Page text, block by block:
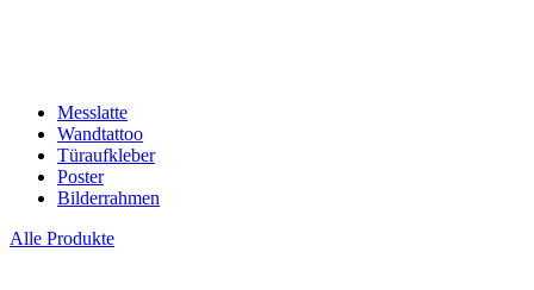
Messlatte
Wandtattoo
Türaufkleber
Poster
Bilderrahmen
Alle Produkte